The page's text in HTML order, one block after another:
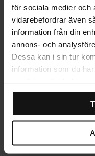
för sociala medier och
vidarebefordrar även
information från din
annons- och
Dessa kan i sin tur
information som du
Habo Flair
370